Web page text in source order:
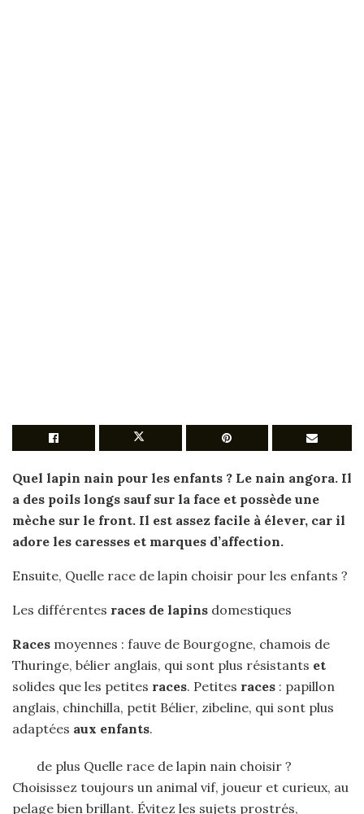
Quel lapin nain pour les enfants ? Le nain angora. Il
a des poils longs sauf sur la face et possède une
mèche sur le front. Il est assez facile à élever, car il
adore les caresses et marques d’affection.
Ensuite, Quelle race de lapin choisir pour les enfants ?
Les différentes races de lapins domestiques
Races moyennes : fauve de Bourgogne, chamois de
Thuringe, bélier anglais, qui sont plus résistants et
solides que les petites races. Petites races : papillon
anglais, chinchilla, petit Bélier, zibeline, qui sont plus
adaptées aux enfants.
de plus Quelle race de lapin nain choisir ?
Choisissez toujours un animal vif, joueur et curieux, au
pelage bien brillant. Évitez les sujets prostrés,